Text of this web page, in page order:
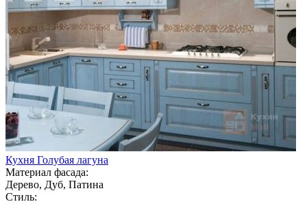
Кухня Голубая лагуна
Материал фасада:
Дерево, Дуб, Патина
Стиль: